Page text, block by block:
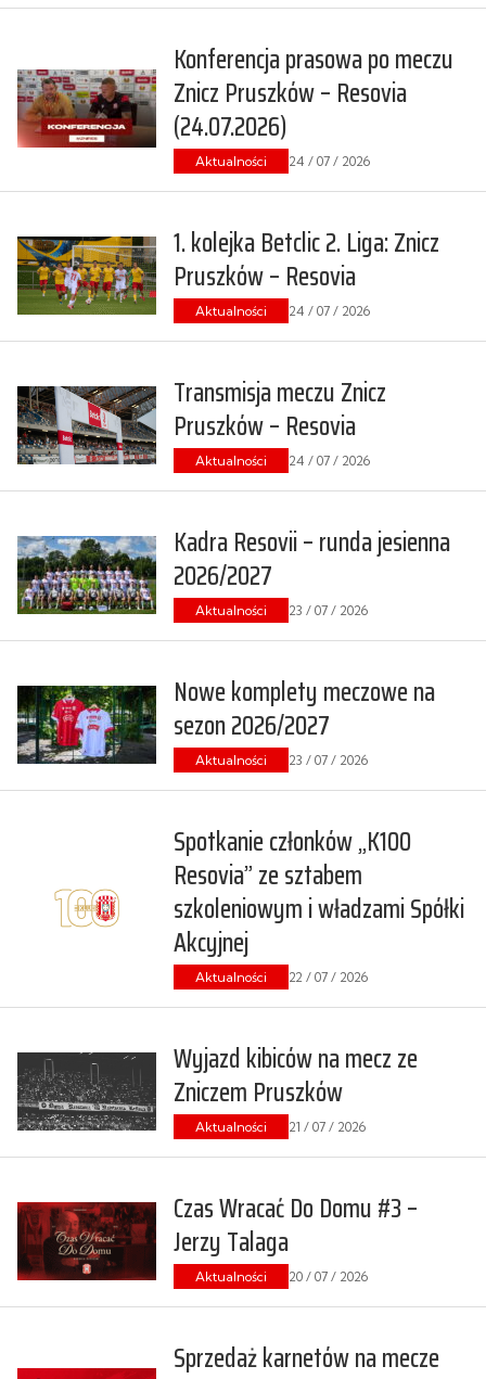
Konferencja prasowa po meczu
Znicz Pruszków – Resovia
(24.07.2026)
Aktualności 24 / 07 / 2026
1. kolejka Betclic 2. Liga: Znicz
Pruszków – Resovia
Aktualności 24 / 07 / 2026
Transmisja meczu Znicz
Pruszków – Resovia
Aktualności 24 / 07 / 2026
Kadra Resovii – runda jesienna
2026/2027
Aktualności 23 / 07 / 2026
Nowe komplety meczowe na
sezon 2026/2027
Aktualności 23 / 07 / 2026
Spotkanie członków „K100
Resovia” ze sztabem
szkoleniowym i władzami Spółki
Akcyjnej
Aktualności 22 / 07 / 2026
Wyjazd kibiców na mecz ze
Zniczem Pruszków
Aktualności 21 / 07 / 2026
Czas Wracać Do Domu #3 –
Jerzy Talaga
Aktualności 20 / 07 / 2026
Sprzedaż karnetów na mecze